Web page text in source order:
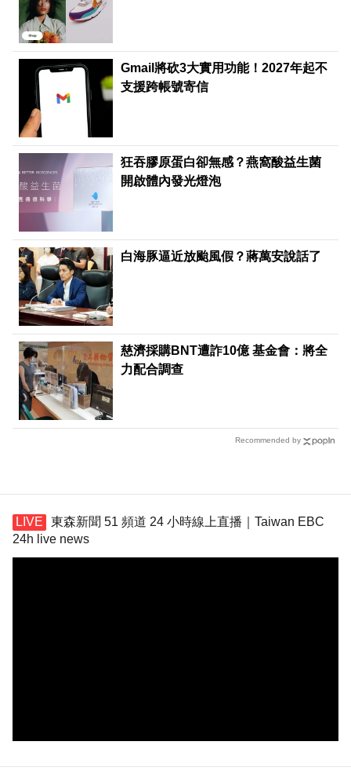
Gmail將砍3大實用功能！2027年起不
支援跨帳號寄信
狂吞膠原蛋白卻無感？燕窩酸益生菌
開啟體內發光燈泡
白海豚逼近放颱風假？蔣萬安說話了
慈濟採購BNT遭詐10億 基金會：將全
力配合調查
Recommended by
東森新聞 51 頻道 24 小時線上直播｜Taiwan EBC
24h live news